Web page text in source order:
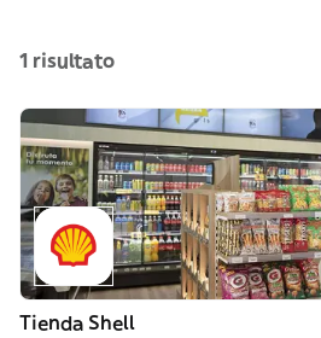
1 risultato
Tienda Shell